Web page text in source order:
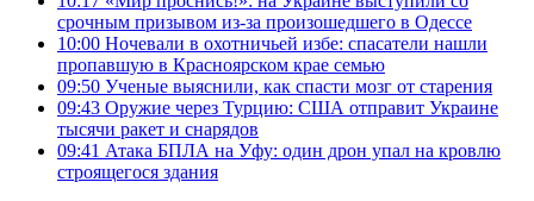
срочным призывом из-за произошедшего в Одессе
10:00 Ночевали в охотничьей избе: спасатели нашли
пропавшую в Красноярском крае семью
09:50 Ученые выяснили, как спасти мозг от старения
09:43 Оружие через Турцию: США отправит Украине
тысячи ракет и снарядов
09:41 Атака БПЛА на Уфу: один дрон упал на кровлю
строящегося здания